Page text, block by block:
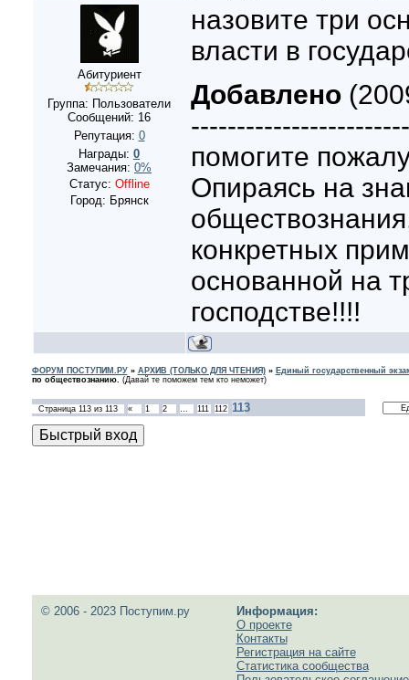
Абитуриент
Группа: Пользователи
Сообщений: 16
Репутация: 0
Награды: 0
Замечания: 0%
Статус: Offline
Город: Брянск
назовите три
власти в
Добавлено
помогите
Опираясь на
конкретных
основанной на
господстве!!!!
ФОРУМ ПОСТУПИМ.РУ» АРХИВ (ТОЛЬКО ДЛЯ ЧТЕНИЯ)» Единый государственный
по обществознанию. (Давай те поможем тем кто неможет)
Страница 113из 113 « 1 2 … 111 112 113
© 2006 - 2023 Поступим.ру
Информация:
О проекте
Контакты
Регистрация на сайте
Статистика сообщества